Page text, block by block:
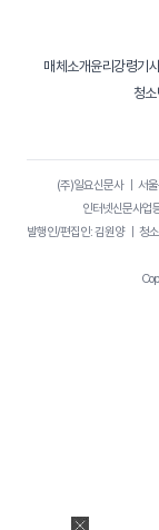
매체소개윤리강령기
청
(주)일요신문사｜ 서
인터넷신문사
발행인/편집인: 김원양｜ 청